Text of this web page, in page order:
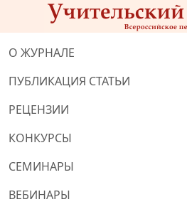
О ЖУРНАЛЕ
ПУБЛИКАЦИЯ СТАТЬИ
РЕЦЕНЗИИ
КОНКУРСЫ
СЕМИНАРЫ
ВЕБИНАРЫ